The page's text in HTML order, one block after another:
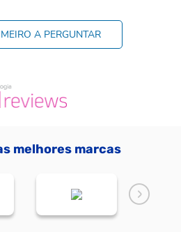
A PERGUNTAR
melhores marcas